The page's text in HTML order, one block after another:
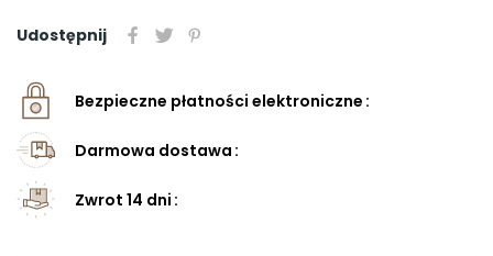
Udostępnij
Bezpieczne płatności elektroniczne
Darmowa dostawa
Zwrot 14 dni